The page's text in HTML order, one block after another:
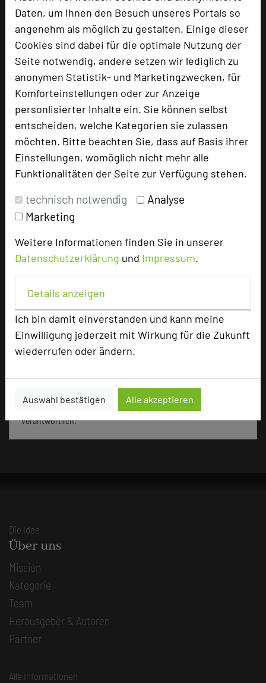
Daten, um Ihnen den Besuch unseres Portals so
angenehm als möglich zu gestalten. Einige dieser
Cookies sind dabei für die optimale Nutzung der
Seite notwendig, andere setzen wir lediglich zu
anonymen Statistik- und Marketingzwecken, für
Komforteinstellungen oder zur Anzeige
personlisierter Inhalte ein. Sie können selbst
entscheiden, welche Kategorien sie zulassen
möchten. Bitte beachten Sie, dass auf Basis ihrer
Einstellungen, womöglich nicht mehr alle
Funktionalitäten der Seite zur Verfügung stehen.
technisch notwendig
Analyse
Marketing
Weitere Informationen finden Sie in unserer
Datenschutzerklärung und Impressum.
Details anzeigen
Ich bin damit einverstanden und kann meine
Einwilligung jederzeit mit Wirkung für die Zukunft
wiederrufen oder ändern.
Auswahl bestätigen Alle akzeptieren
Max. Tagungskapazität (Personen)
U-Form
24
Parlamentarisch
32
Reihenbestuhlung
Ausstellungsfläche
Doppelzimmer
Einzelzimmer
18
Studios
Besonders geeignet für
Seminar, Klausur
172 Seiten dieses Hotels wurden in den vergangenen
30 Tagen auf diesem Portal aufgerufen.
Für die Verwendung der Bilder haben die jeweiligen Hotels die
Nutzungsrechte für dieses Portal eingeräumt und sind dafür
verantwortlich.
Die Idee
Über uns
Mission
Kategorie
Team
Herausgeber & Autoren
Partner
Alle Informationen